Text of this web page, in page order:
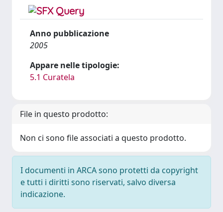
Anno pubblicazione
2005
Appare nelle tipologie:
5.1 Curatela
File in questo prodotto:
Non ci sono file associati a questo prodotto.
I documenti in ARCA sono protetti da copyright
e tutti i diritti sono riservati, salvo diversa
indicazione.